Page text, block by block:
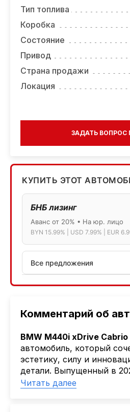
Комментарий об
BMW M440i xDrive Cabrio
автомобиль, который
эстетику, силу и
детали. Выпущенный в
привлекает внимание
Читать далее
Тип топлива
Коробка
Состояние
Привод
Страна продажи
Локация
ЗАДАТЬ ВОПРОС
КУПИТЬ ЭТОТ
БНБ лизинг
Аванс от 20% • На юр. лицо
BYN 15.99% | USD 7.99% | EUR
Все предложения
АСБ лизинг
Лизинг: BYN 17% | USD 7.99% |
Также доступен кредит "Проще
Активлизиг
Индивидуальные условия по